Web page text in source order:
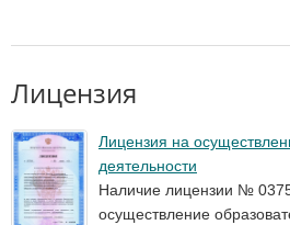
Лицензия
Лицензия на
деятельности
Наличие лицензии №
осуществление